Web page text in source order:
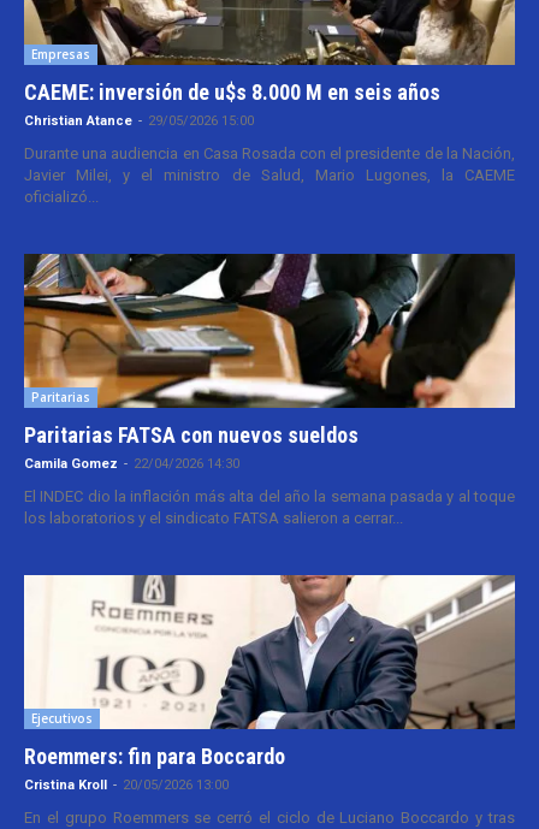
Empresas
CAEME: inversión de u$s 8.000 M en seis años
Christian Atance - 29/05/2026 15:00
Durante una audiencia en Casa Rosada con el presidente de la Nación,
Javier Milei, y el ministro de Salud, Mario Lugones, la CAEME
oficializó...
Paritarias
Paritarias FATSA con nuevos sueldos
Camila Gomez - 22/04/2026 14:30
El INDEC dio la inflación más alta del año la semana pasada y al toque
los laboratorios y el sindicato FATSA salieron a cerrar...
Ejecutivos
Roemmers: fin para Boccardo
Cristina Kroll - 20/05/2026 13:00
En el grupo Roemmers se cerró el ciclo de Luciano Boccardo y tras